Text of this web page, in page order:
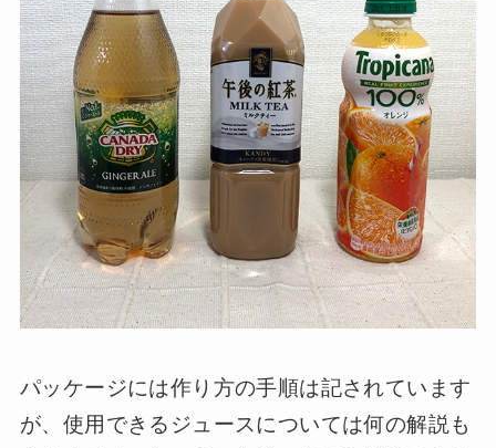
パッケージには作り方の手順は記されています
が、使用できるジュースについては何の解説も